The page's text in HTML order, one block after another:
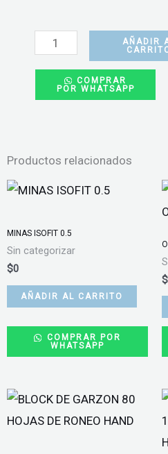
ACRILICO
ROJO
AÑADIR
COMPRAR
POR WHATSAPP
Productos relacionados
MINAS ISOFIT 0.5
Sin categorizar
$0
AÑADIR AL CARRITO
COMPRAR POR
WHATSAPP
$